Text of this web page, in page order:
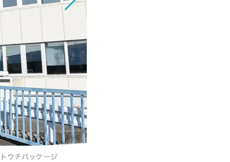
ウチパッケージ